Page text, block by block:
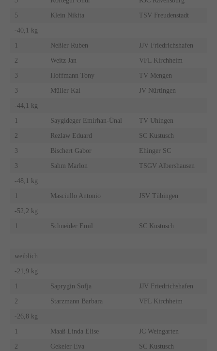
5 Klein Nikita TSV Freudenstadt
-40,1 kg
Neßler Ruben JJV Friedrichshafen
2 Weitz Jan VFL Kirchheim
3 Hoffmann Tony TV Mengen
3 Müller Kai JV Nürtingen
-44,1 kg
1 Saygideger Emirhan-Ünal TV Uhingen
2 Rezlaw Eduard SC Kustusch
3 Bischert Gabor Ehinger SC
3 Sahm Marlon TSGV Albershausen
-48,1 kg
Masciullo Antonio JSV Tübingen
-52,2 kg
Schneider Emil SC Kustusch
weiblich
-21,9 kg
Saprygin Sofja JJV Friedrichshafen
2 Starzmann Barbara VFL Kirchheim
-26,8 kg
1 Maaß Linda Elise JC Weingarten
2 Gekeler Eva SC Kustusch